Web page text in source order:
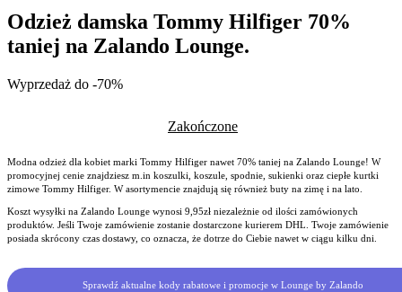
Odzież damska Tommy Hilfiger 70%
taniej na Zalando Lounge.
Wyprzedaż do -70%
Zakończone
Modna odzież dla kobiet marki Tommy Hilfiger nawet 70% taniej na Zalando Lounge! W
promocyjnej cenie znajdziesz m.in koszulki, koszule, spodnie, sukienki oraz ciepłe kurtki
zimowe Tommy Hilfiger. W asortymencie znajdują się również buty na zimę i na lato.
Koszt wysyłki na Zalando Lounge wynosi 9,95zł niezależnie od ilości zamówionych
produktów. Jeśli Twoje zamówienie zostanie dostarczone kurierem DHL. Twoje zamówienie
posiada skrócony czas dostawy, co oznacza, że dotrze do Ciebie nawet w ciągu kilku dni.
Sprawdź aktualne kody rabatowe i promocje w Lounge by Zalando